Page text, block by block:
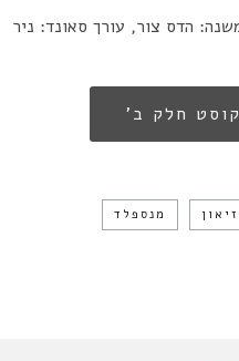
הדס צור, עורך סאונד: ניר
חלק ב’
מנספלד